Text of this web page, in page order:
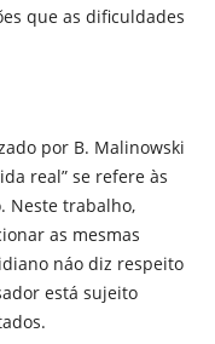
que as dificuldades
por B. Malinowski
real” se refere às
Neste trabalho,
as mesmas
náo diz respeito
está sujeito